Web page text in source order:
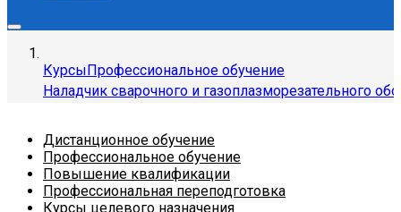
КурсыПрофессиональное обучение
Наладчик сварочного и газоплазморезательного
Дистанционное обучение
Профессиональное обучение
Повышение квалификации
Профессиональная переподготовка
Курсы целевого назначения